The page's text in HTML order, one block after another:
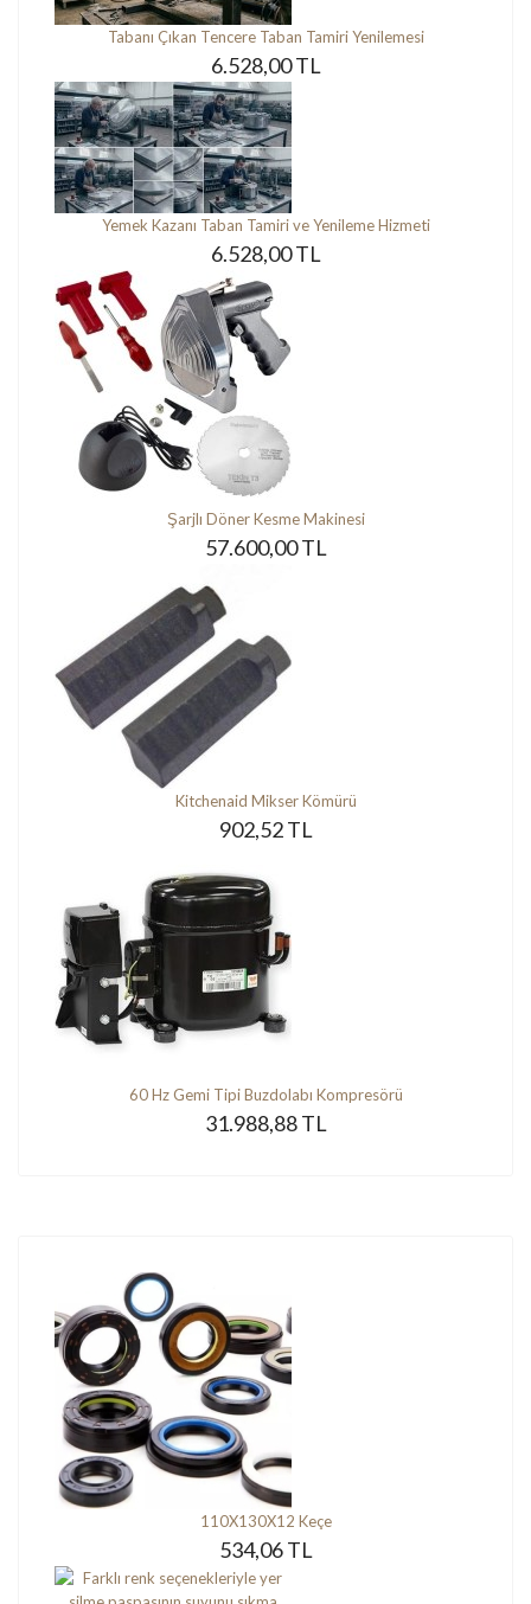
Tabanı Çıkan Tencere Taban Tamiri Yenilemesi
6.528,00 TL
Yemek Kazanı Taban Tamiri ve Yenileme Hizmeti
6.528,00 TL
Şarjlı Döner Kesme Makinesi
57.600,00 TL
Kitchenaid Mikser Kömürü
902,52 TL
60 Hz Gemi Tipi Buzdolabı Kompresörü
31.988,88 TL
110X130X12 Keçe
534,06 TL